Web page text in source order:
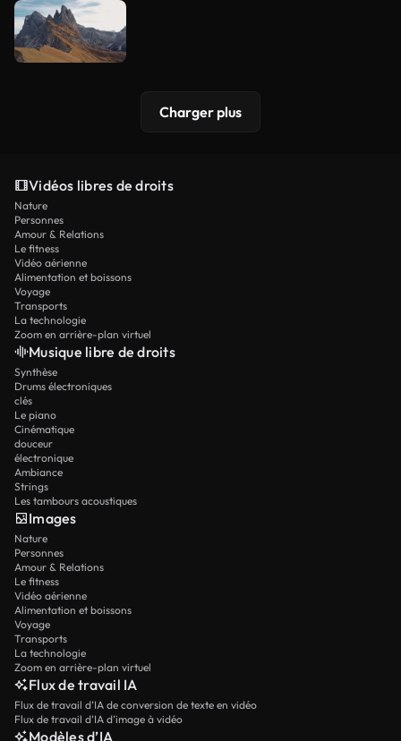
Charger plus
Vidéos libres de droits
Nature
Personnes
Amour & Relations
Le fitness
Vidéo aérienne
Alimentation et boissons
Voyage
Transports
La technologie
Zoom en arrière-plan virtuel
Musique libre de droits
Synthèse
Drums électroniques
clés
Le piano
Cinématique
douceur
électronique
Ambiance
Strings
Les tambours acoustiques
Images
Nature
Personnes
Amour & Relations
Le fitness
Vidéo aérienne
Alimentation et boissons
Voyage
Transports
La technologie
Zoom en arrière-plan virtuel
Flux de travail IA
Flux de travail d’IA de conversion de texte en vidéo
Flux de travail d’IA d’image à vidéo
Modèles d’IA